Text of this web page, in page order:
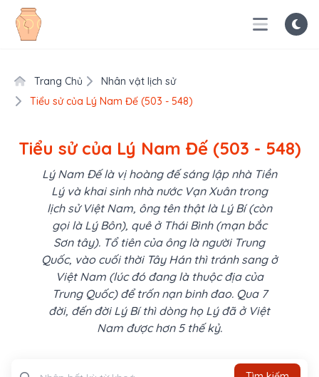
Trang Chủ
Nhân vật lịch sử
Tiểu sử của Lý Nam Đế (503 - 548)
Tiểu sử của Lý Nam Đế (503 - 548)
Lý Nam Đế là vị hoàng đế sáng lập nhà Tiền
Lý và khai sinh nhà nước Vạn Xuân trong
lịch sử Việt Nam, ông tên thật là Lý Bí (còn
gọi là Lý Bôn), quê ở Thái Bình (mạn bắc
Sơn tây). Tổ tiên của ông là người Trung
Quốc, vào cuối thời Tây Hán thì tránh sang ở
Việt Nam (lúc đó đang là thuộc địa của
Trung Quốc) để trốn nạn binh đao. Qua 7
đời, đến đời Lý Bí thì dòng họ Lý đã ở Việt
Nam được hơn 5 thế kỷ.